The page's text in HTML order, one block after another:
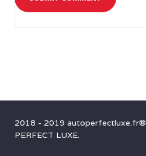
2018 - 2019 autoperfectluxe.fr®
PERFECT LUXE